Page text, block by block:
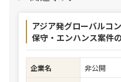
アジア発グローバルコ
保守・エンハンス案件
企業名
非公開